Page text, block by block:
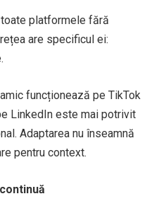
platformele fără
are specificul ei:
funcționează pe TikTok
LinkedIn este mai potrivit
Adaptarea nu înseamnă
pentru context.